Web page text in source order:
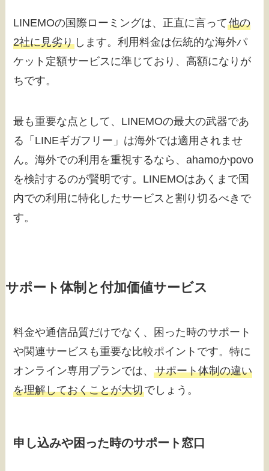
LINEMOの国際ローミングは、正直に言って他の
2社に見劣り します。利用料金は伝統的な海外パ
ケット定額サービスに準じており、高額になりが
ちです。
最も重要な点として、LINEMOの最大の武器であ
る「LINEギガフリー」は海外では適用されませ
ん。海外での利用を重視するなら、ahamoかpovo
を検討するのが賢明です。LINEMOはあくまで国
内での利用に特化したサービスと割り切るべきで
す。
サポート体制と付加価値サービス
料金や通信品質だけでなく、困った時のサポート
や関連サービスも重要な比較ポイントです。特に
オンライン専用プランでは、サポート体制の違い
を理解しておくことが大切でしょう。
申し込みや困った時のサポート窓口